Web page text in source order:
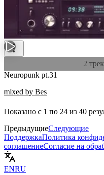
2
Neuropunk pt.31
mixed by Bes
Показано с 1 по 24 из 40
ПредыдущиеСледующие
ПоддержкаПолитика
соглашениеСогласие на
ENRU